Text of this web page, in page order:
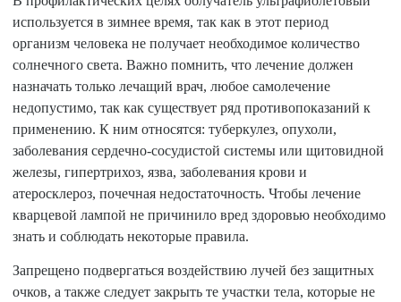
используется в зимнее время, так как в этот период
организм человека не получает необходимое количество
солнечного света. Важно помнить, что лечение должен
назначать только лечащий врач, любое самолечение
недопустимо, так как существует ряд противопоказаний к
применению. К ним относятся: туберкулез, опухоли,
заболевания сердечно-сосудистой системы или щитовидной
железы, гипертрихоз, язва, заболевания крови и
атеросклероз, почечная недостаточность. Чтобы лечение
кварцевой лампой не причинило вред здоровью необходимо
знать и соблюдать некоторые правила.
Запрещено подвергаться воздействию лучей без защитных
очков, а также следует закрыть те участки тела, которые не